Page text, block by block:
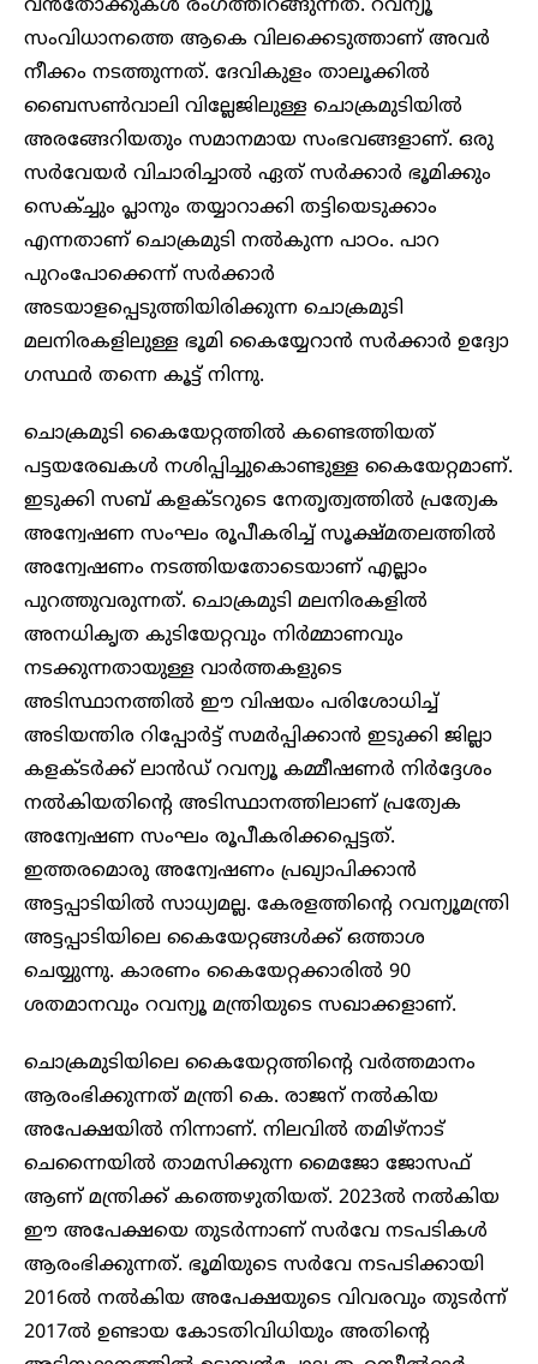
വൻതോക്കുകൾ രംഗത്തിറങ്ങുന്നത്. റവന്യൂ
സംവിധാനത്തെ ആകെ വിലക്കെടുത്താണ് അവർ
നീക്കം നടത്തുന്നത്. ദേവികുളം താലൂക്കിൽ
ബൈസൺവാലി വില്ലേജിലുള്ള ചൊക്രമുടിയിൽ
അരങ്ങേറിയതും സമാനമായ സംഭവങ്ങളാണ്. ഒരു
സർവേയർ വിചാരിച്ചാൽ ഏത് സർക്കാർ ഭൂമിക്കും
സെക്ച്ചും പ്ലാനും തയ്യാറാക്കി തട്ടിയെടുക്കാം
എന്നതാണ് ചൊക്രമുടി നൽകുന്ന പാഠം. പാറ
പുറംപോക്കെന്ന് സര്‍ക്കാര്‍
അടയാളപ്പെടുത്തിയിരിക്കുന്ന ചൊക്രമുടി
മലനിരകളിലുള്ള ഭൂമി കൈയ്യേറാൻ സർക്കാർ ഉദ്യോ​
ഗസ്ഥർ തന്നെ കൂട്ട് നിന്നു.
ചൊക്രമുടി കൈയേറ്റത്തിൽ കണ്ടെത്തിയത്
പട്ടയരേഖകൾ നശിപ്പിച്ചുകൊണ്ടുള്ള കൈയേറ്റമാണ്.
ഇടുക്കി സബ് കളക്ടറുടെ നേതൃത്വത്തിൽ പ്രത്യേക
അന്വേഷണ സംഘം രൂപീകരിച്ച് സൂക്ഷ്മതലത്തിൽ
അന്വേഷണം നടത്തിയതോടെയാണ് എല്ലാം
പുറത്തുവരുന്നത്. ചൊക്രമുടി മലനിരകളിൽ
അനധികൃത കുടിയേറ്റവും നിർമ്മാണവും
നടക്കുന്നതായുള്ള വാർത്തകളുടെ
അടിസ്ഥാനത്തിൽ ഈ വിഷയം പരിശോധിച്ച്
അടിയന്തിര റിപ്പോർട്ട് സമർപ്പിക്കാൻ ഇടുക്കി ജില്ലാ
കളക്ടർക്ക് ലാൻഡ് റവന്യൂ കമ്മീഷണർ നിർദ്ദേശം
നൽകിയതിന്റെ അടിസ്ഥാനത്തിലാണ് പ്രത്യേക
അന്വേഷണ സംഘം രൂപീകരിക്കപ്പെട്ടത്.
ഇത്തരമൊരു അന്വേഷണം പ്രഖ്യാപിക്കാൻ
അട്ടപ്പാടിയിൽ സാധ്യമല്ല. കേരളത്തിന്റെ റവന്യൂമന്ത്രി
അട്ടപ്പാടിയിലെ കൈയേറ്റങ്ങൾക്ക് ഒത്താശ
ചെയ്യുന്നു. കാരണം കൈയേറ്റക്കാരിൽ 90
ശതമാനവും റവന്യൂ മന്ത്രിയുടെ സഖാക്കളാണ്.
ചൊക്രമുടിയിലെ കൈയേറ്റത്തിന്റെ വർത്തമാനം
ആരംഭിക്കുന്നത് മന്ത്രി കെ. രാജന് നൽകിയ
അപേക്ഷയിൽ നിന്നാണ്. നിലവിൽ തമിഴ്നാട്
ചെന്നൈയിൽ താമസിക്കുന്ന മൈജോ ജോസഫ്
ആണ് മന്ത്രിക്ക് കത്തെഴുതിയത്. 2023ല്‍ നൽകിയ
ഈ അപേക്ഷയെ തുടർന്നാണ് സർവേ നടപടികൾ
ആരംഭിക്കുന്നത്. ഭൂമിയുടെ സർവേ നടപടിക്കായി
2016ൽ നൽകിയ അപേക്ഷയുടെ വിവരവും തുടർന്ന്
2017ൽ ഉണ്ടായ കോടതിവിധിയും അതിന്റെ